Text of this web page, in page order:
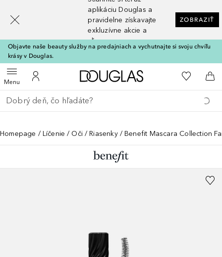
aplikáciu Douglas a
pravidelne získavajte
exkluzívne akcie a
zľavy
ZOBRAZIŤ
Objavte naše beauty služby na predajniach a vychutnajte si svoju chvíľu
krásy v Douglas.
MenuOtvoriť menuDo môjho účtu
Domov Do môjho
Do
Choď späť
Vykonajte vyhľadávanie
Homepage Líčenie Oči Riasenky Benefit Mascara Collection
[navigation.slideout.screenreader]